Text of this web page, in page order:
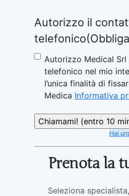
Autorizzo il
telefonico
Autorizzo Medical
telefonico nel mio
l’unica finalità di
Medica Informativa
Hai
Prenota la
Seleziona